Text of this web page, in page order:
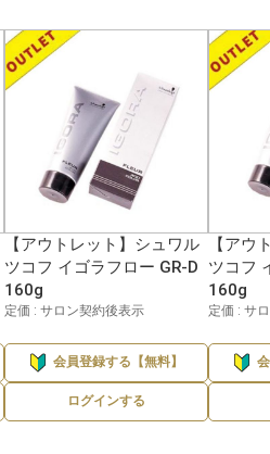
【アウトレット】シュワル
ツコフ イゴラフロー GR-D
160g
定価 : サロン契約後表示
会員登録する【無料】
ログインする
【アウ
ツコフ
160g
定価 : サ